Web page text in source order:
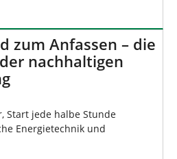
zum Anfassen – die
nachhaltigen
Start jede halbe Stunde
Energietechnik und